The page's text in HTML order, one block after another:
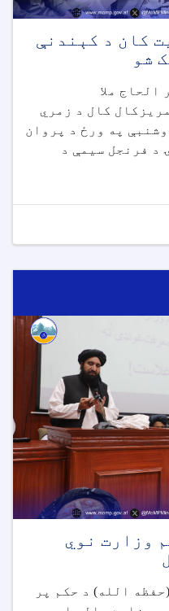
کان د کېندنې
شو
الحاج ملا
بدري د ۱۴۰۵ لمریزکال کال د زمري
د دوشنبې په ورځ د پروان
د فرنجل سیمې د
وزارت نوي
الله) د حکم پر